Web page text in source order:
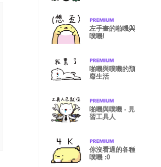
左手畫的啪嘰與
噗嘰!
啪嘰與噗嘰的頹
廢生活
啪嘰與噗嘰 - 見
習工具人
你沒看過的各種
噗嘰 :0